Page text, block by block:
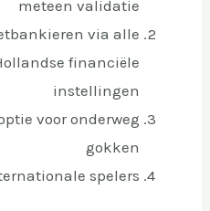
meteen validatie
via alle
financiële
instellingen
voor onderweg
gokken
spelers